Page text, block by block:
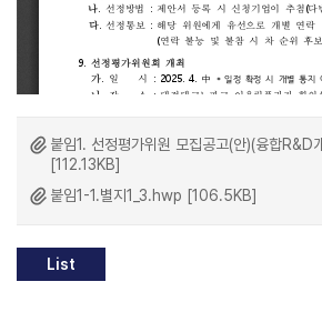
붙임1. 선정평가위원 모집공고(안)(융합R&D
[112.13KB]
붙임1-1.별지1_3.hwp [106.5KB]
List